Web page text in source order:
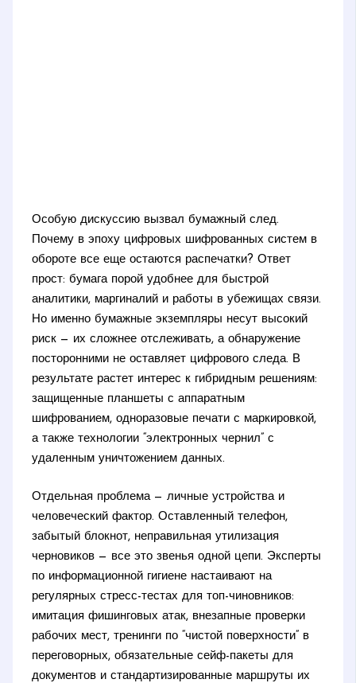
Особую дискуссию вызвал бумажный след.
Почему в эпоху цифровых шифрованных систем в
обороте все еще остаются распечатки? Ответ
прост: бумага порой удобнее для быстрой
аналитики, маргиналий и работы в убежищах связи.
Но именно бумажные экземпляры несут высокий
риск — их сложнее отслеживать, а обнаружение
посторонними не оставляет цифрового следа. В
результате растет интерес к гибридным решениям:
защищенные планшеты с аппаратным
шифрованием, одноразовые печати с маркировкой,
а также технологии “электронных чернил” с
удаленным уничтожением данных.
Отдельная проблема — личные устройства и
человеческий фактор. Оставленный телефон,
забытый блокнот, неправильная утилизация
черновиков — все это звенья одной цепи. Эксперты
по информационной гигиене настаивают на
регулярных стресс-тестах для топ-чиновников:
имитация фишинговых атак, внезапные проверки
рабочих мест, тренинги по “чистой поверхности” в
переговорных, обязательные сейф-пакеты для
документов и стандартизированные маршруты их